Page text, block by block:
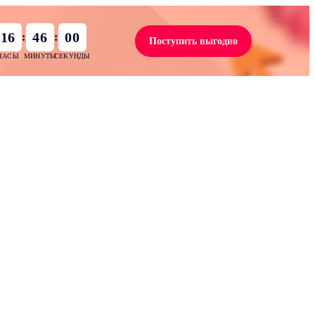
16 : 45 : 59 Поступить выгодно